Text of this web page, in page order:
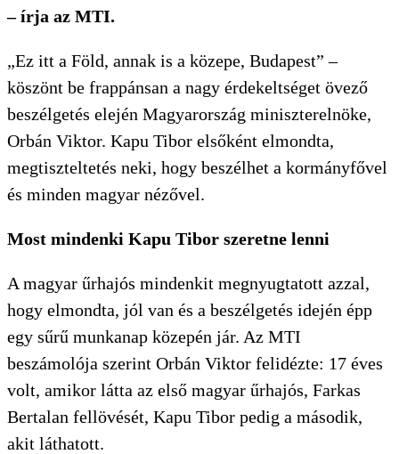
– írja az MTI.
„Ez itt a Föld, annak is a közepe, Budapest” –
köszönt be frappánsan a nagy érdekeltséget övező
beszélgetés elején Magyarország miniszterelnöke,
Orbán Viktor. Kapu Tibor elsőként elmondta,
megtiszteltetés neki, hogy beszélhet a kormányfővel
és minden magyar nézővel.
Most mindenki Kapu Tibor szeretne lenni
A magyar űrhajós mindenkit megnyugtatott azzal,
hogy elmondta, jól van és a beszélgetés idején épp
egy sűrű munkanap közepén jár. Az MTI
beszámolója szerint Orbán Viktor felidézte: 17 éves
volt, amikor látta az első magyar űrhajós, Farkas
Bertalan fellövését, Kapu Tibor pedig a második,
akit láthatott.